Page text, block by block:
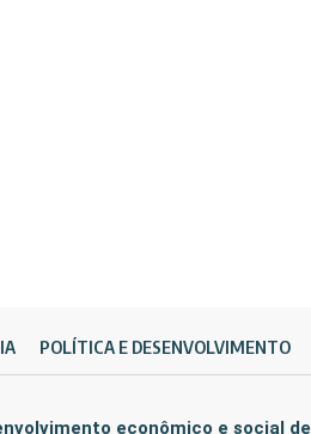
POLÍTICA E DESENVOLVIMENTO
econômico e social de